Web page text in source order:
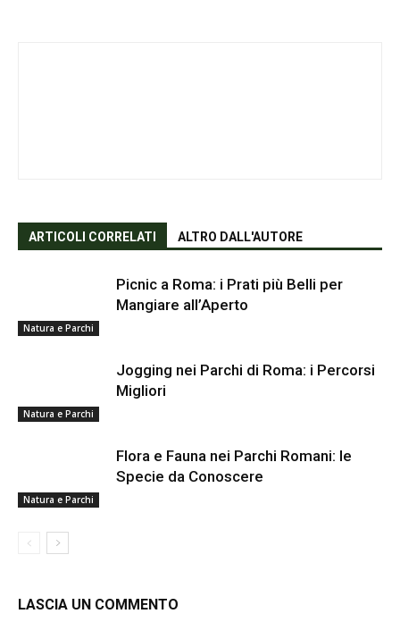
ARTICOLI CORRELATI ALTRO DALL'AUTORE
Natura e Parchi
Picnic a Roma: i Prati più Belli per
Mangiare all’Aperto
Natura e Parchi
Jogging nei Parchi di Roma: i Percorsi
Migliori
Natura e Parchi
Flora e Fauna nei Parchi Romani: le
Specie da Conoscere
LASCIA UN COMMENTO